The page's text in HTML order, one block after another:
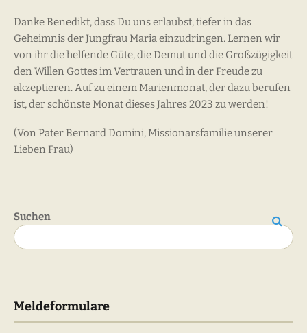
Danke Benedikt, dass Du uns erlaubst, tiefer in das
Geheimnis der Jungfrau Maria einzudringen. Lernen wir
von ihr die helfende Güte, die Demut und die Großzügigkeit
den Willen Gottes im Vertrauen und in der Freude zu
akzeptieren. Auf zu einem Marienmonat, der dazu berufen
ist, der schönste Monat dieses Jahres 2023 zu werden!
(Von Pater Bernard Domini, Missionarsfamilie unserer
Lieben Frau)
Suchen
Meldeformulare